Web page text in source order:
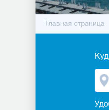
Главная страница